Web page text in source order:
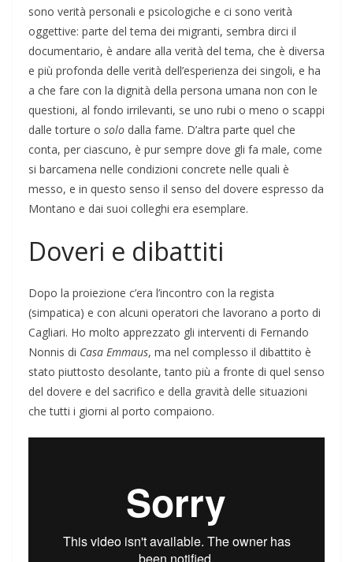
sono verità personali e psicologiche e ci sono verità
oggettive: parte del tema dei migranti, sembra dirci il
documentario, è andare alla verità del tema, che è diversa
e più profonda delle verità dell’esperienza dei singoli, e ha
a che fare con la dignità della persona umana non con le
questioni, al fondo irrilevanti, se uno rubi o meno o scappi
dalle torture o solo dalla fame. D’altra parte quel che
conta, per ciascuno, è pur sempre dove gli fa male, come
si barcamena nelle condizioni concrete nelle quali è
messo, e in questo senso il senso del dovere espresso da
Montano e dai suoi colleghi era esemplare.
Doveri e dibattiti
Dopo la proiezione c’era l’incontro con la regista
(simpatica) e con alcuni operatori che lavorano a porto di
Cagliari. Ho molto apprezzato gli interventi di Fernando
Nonnis di Casa Emmaus, ma nel complesso il dibattito è
stato piuttosto desolante, tanto più a fronte di quel senso
del dovere e del sacrifico e della gravità delle situazioni
che tutti i giorni al porto compaiono.